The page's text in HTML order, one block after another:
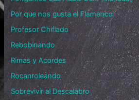
Por que nos gusta el Flamenco
Profesor Chiflado
Rebobinando
Rimas y Acordes
Rocanroleando
Sobrevivir al Descalabro